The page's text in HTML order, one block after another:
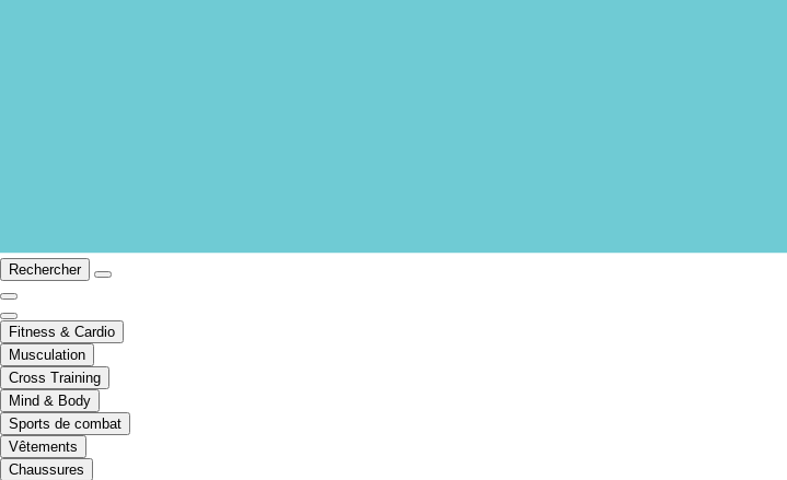
Rechercher
Fitness & Cardio
Musculation
Cross Training
Mind & Body
Sports de combat
Vêtements
Chaussures